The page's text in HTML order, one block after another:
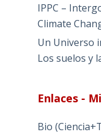
IPPC –
Climate
Un Universo
Los suelos y
Enlaces -
Bio